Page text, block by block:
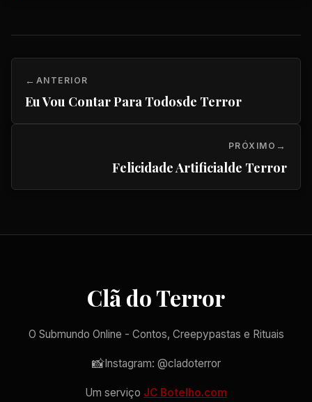
ANTERIOR
Eu Vou Contar Para Todosde Terror
PRÓXIMO
Felicidade Artificialde Terror
Clã do Terror
O Submundo Online - Contos, Creepypastas e Rituais
📸Instagram: @cladoterror
Um serviço JC Botelho.com